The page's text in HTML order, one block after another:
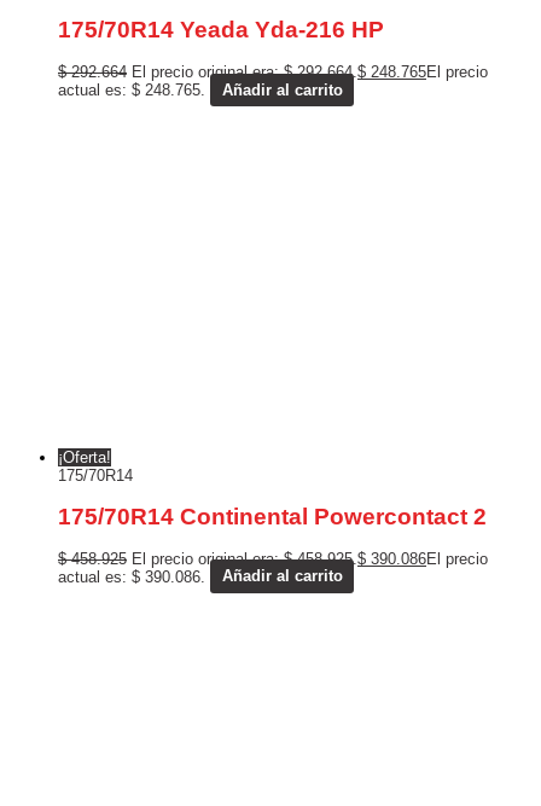
175/70R14 Yeada Yda-216 HP
$292.664 El precio original era: $ 292.664.$ 248.765El precio
actual es: $ 248.765.
Añadir al carrito
¡Oferta!
175/70R14
175/70R14 Continental Powercontact 2
$458.925 El precio original era: $ 458.925. $ 390.086El precio
actual es: $ 390.086.
Añadir al carrito